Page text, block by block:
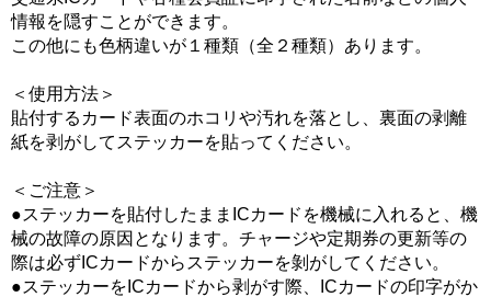
情報を隠すことができます。
この他にも色柄違いが１種類（全２種類）あります。
＜使用方法＞
貼付するカード表面のホコリや汚れを落とし、裏面の剥離
紙を剥がしてステッカーを貼ってください。
＜ご注意＞
●ステッカーを貼付したままICカードを機械に入れると、機
械の故障の原因となります。チャージや定期券の更新等の
際は必ずICカードからステッカーを剝がしてください。
●ステッカーをICカードから剥がす際、ICカードの印字がか